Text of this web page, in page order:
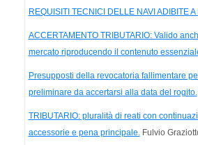
REQUISITI TECNICI DELLE NAVI ADIBITE
ACCERTAMENTO TRIBUTARIO: Valido
mercato riproducendo il contenuto
Presupposti della revocatoria fallimentare
preliminare da accertarsi alla data del rogito.
TRIBUTARIO: pluralità di reati con
accessorie e pena principale.Fulvio